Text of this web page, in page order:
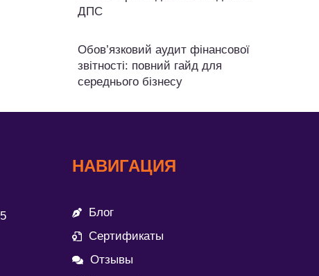
ДПС
Обов’язковий аудит фінансової
звітності: повний гайд для
середнього бізнесу
НАВИГАЦИЯ
Блог
Сертификаты
Отзывы